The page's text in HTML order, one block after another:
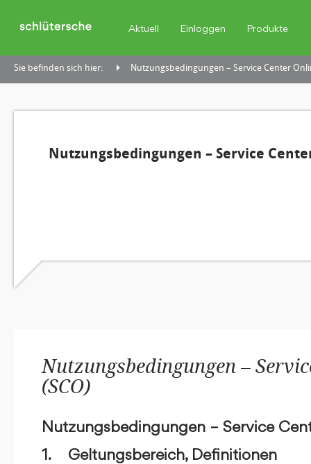
Aktuell Einloggen Produkte
Sie befinden sich hier: Nutzungsbedingungen – Service Center
Nutzungsbedingungen – Service
Nutzungsbedingungen –
(SCO)
Nutzungsbedingungen – Service
1. Geltungsbereich, Definitionen